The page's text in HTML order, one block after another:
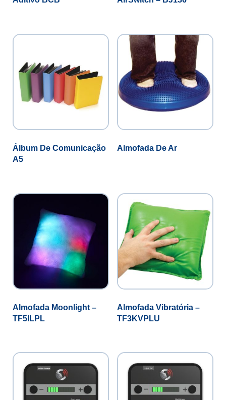
Álbum De Comunicação
A5
Almofada De Ar
Almofada Moonlight –
TF5ILPL
Almofada Vibratória –
TF3KVPLU